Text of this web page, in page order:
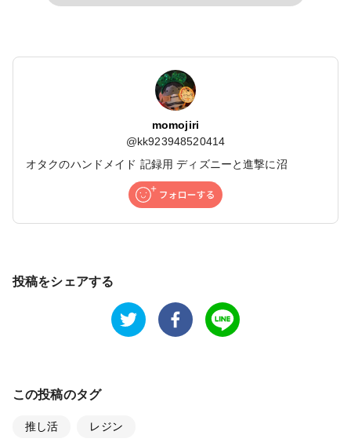
momojiri
@kk923948520414
オタクのハンドメイド 記録用 ディズニーと進撃に沼
投稿をシェアする
この投稿のタグ
推し活 レジン